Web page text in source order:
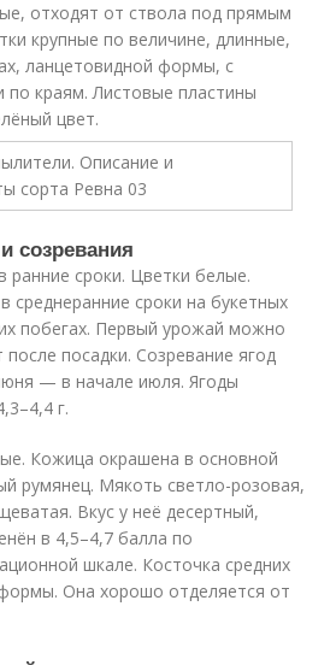
отходят от ствола под прямым
крупные по величине, длинные,
ланцетовидной формы, с
по краям. Листовые пластины
цвет.
созревания
ранние сроки. Цветки белые.
сроки на букетных
побегах. Первый урожай можно
после посадки. Созревание ягод
— в начале июля. Ягоды
г.
Кожица окрашена в основной
румянец. Мякоть светло-розовая,
Вкус у неё десертный,
в 4,5–4,7 балла по
шкале. Косточка средних
Она хорошо отделяется от